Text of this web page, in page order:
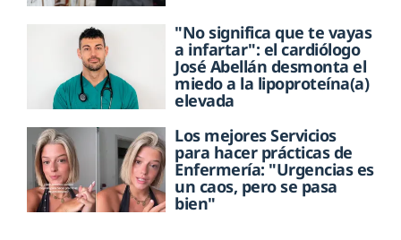
"No significa que te vayas
a infartar": el cardiólogo
José Abellán desmonta el
miedo a la lipoproteína(a)
elevada
Los mejores Servicios
para hacer prácticas de
Enfermería: "Urgencias es
un caos, pero se pasa
bien"